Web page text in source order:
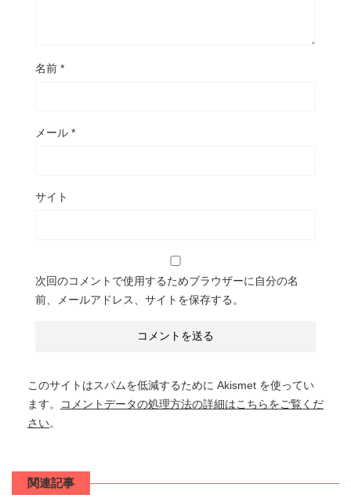
名前 *
メール *
サイト
次回のコメントで使用するためブラウザーに自分の名
前、メールアドレス、サイトを保存する。
このサイトはスパムを低減するために Akismet を使ってい
ます。
コメントデータの処理方法の詳細はこちらをご覧くだ
さい。
関連記事